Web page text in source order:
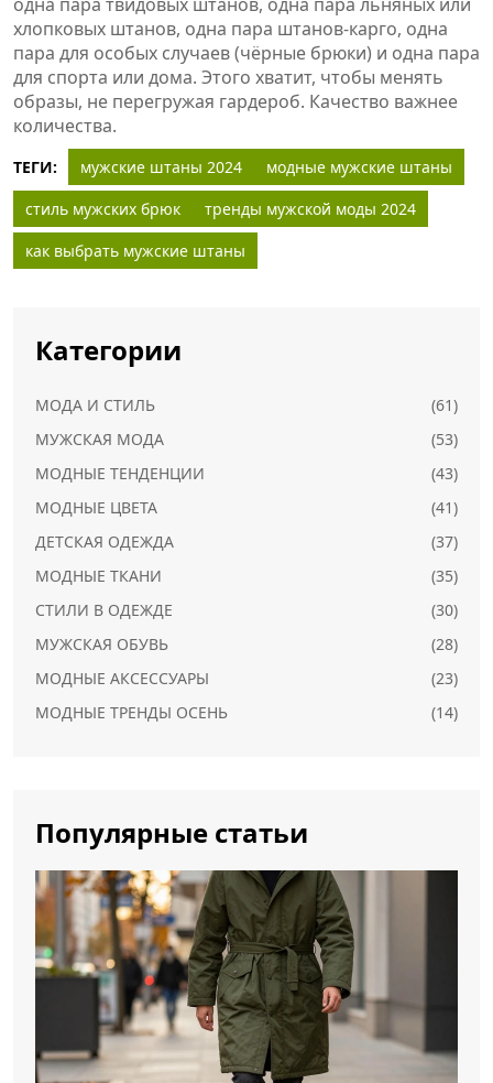
хлопковых штанов, одна пара штанов-карго, одна
пара для особых случаев (чёрные брюки) и одна пара
для спорта или дома. Этого хватит, чтобы менять
образы, не перегружая гардероб. Качество важнее
количества.
ТЕГИ: мужские штаны 2024
модные мужские штаны
стиль мужских брюк
тренды мужской моды 2024
как выбрать мужские штаны
Категории
МОДА И СТИЛЬ
(61)
МУЖСКАЯ МОДА
(53)
МОДНЫЕ ТЕНДЕНЦИИ
(43)
МОДНЫЕ ЦВЕТА
(41)
ДЕТСКАЯ ОДЕЖДА
(37)
МОДНЫЕ ТКАНИ
(35)
СТИЛИ В ОДЕЖДЕ
(30)
МУЖСКАЯ ОБУВЬ
(28)
МОДНЫЕ АКСЕССУАРЫ
(23)
МОДНЫЕ ТРЕНДЫ ОСЕНЬ
(14)
Популярные статьи